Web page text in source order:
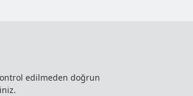
edilmeden doğrun